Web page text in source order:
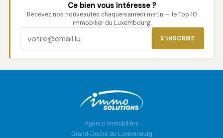
Ce bien vous intéresse ?
Recevez nos nouveautés chaque samedi matin — le Top 10
immobilier du Luxembourg.
S'INSCRIRE
Agence Immobilière
Grand-Duché de Luxembourg